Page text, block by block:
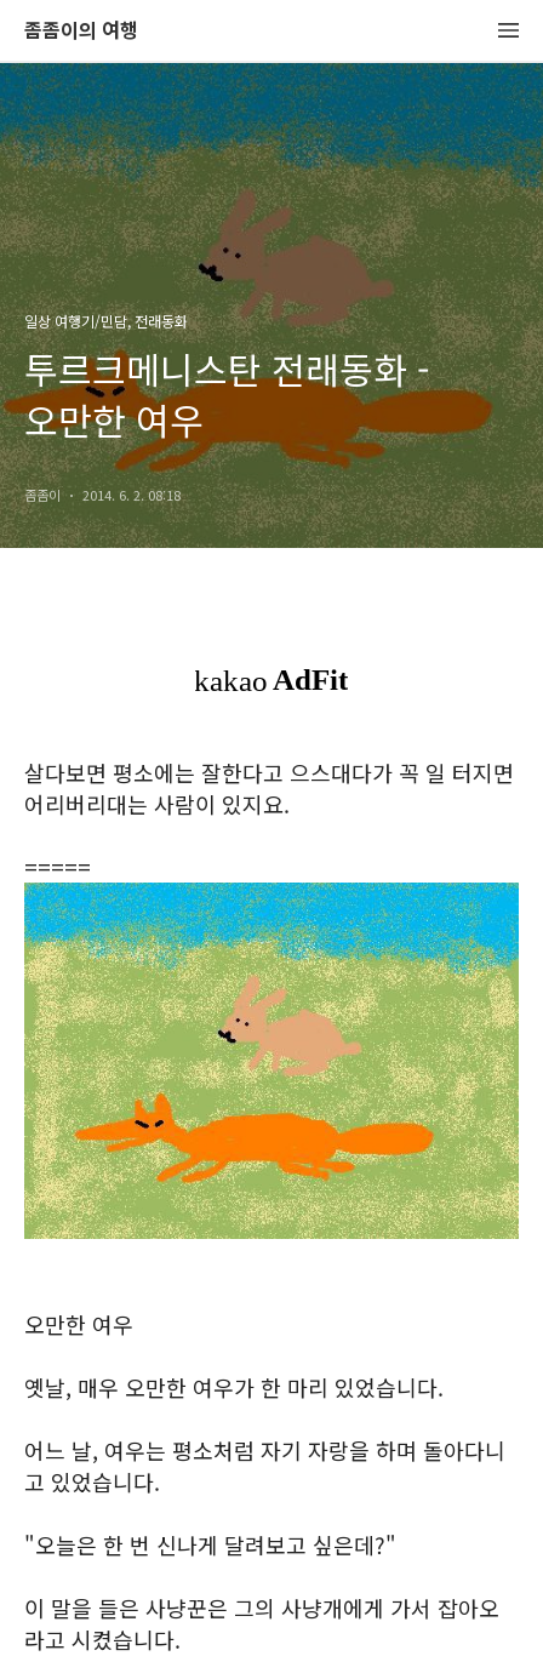
좀좀이의 여행
일상 여행기/민담, 전래동화
투르크메니스탄 전래동화 -
오만한 여우
좀좀이 2014. 6. 2. 08:18
살다보면 평소에는 잘한다고 으스대다가 꼭 일 터지면
어리버리대는 사람이 있지요.
=====
오만한 여우
옛날, 매우 오만한 여우가 한 마리 있었습니다.
어느 날, 여우는 평소처럼 자기 자랑을 하며 돌아다니
고 있었습니다.
"오늘은 한 번 신나게 달려보고 싶은데?"
이 말을 들은 사냥꾼은 그의 사냥개에게 가서 잡아오
라고 시켰습니다.